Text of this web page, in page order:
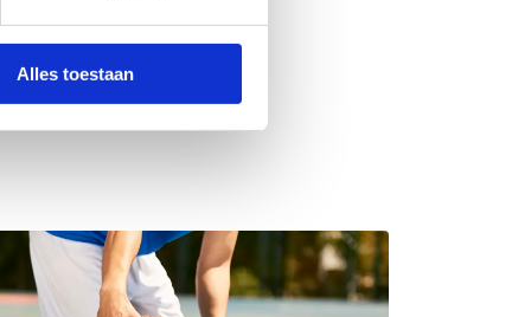
Alles toestaan